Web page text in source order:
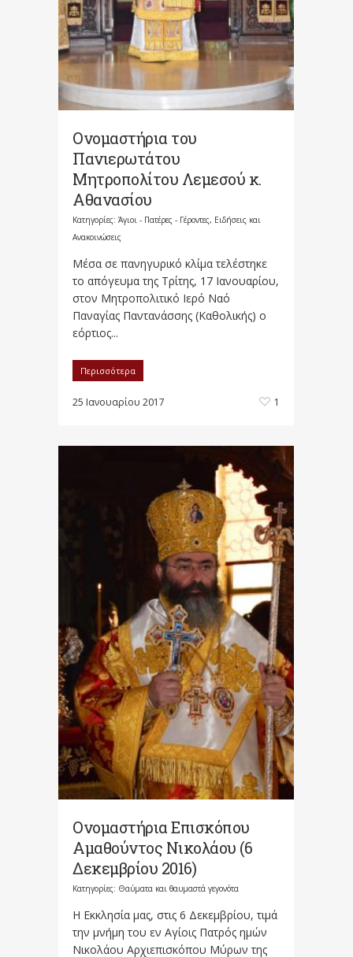
Ονομαστήρια του
Πανιερωτάτου
Μητροπολίτου Λεμεσού κ.
Αθανασίου
Κατηγορίες: Άγιοι - Πατέρες - Γέροντες, Ειδήσεις και
Ανακοινώσεις
Μέσα σε πανηγυρικό κλίμα τελέστηκε
το απόγευμα της Τρίτης, 17 Ιανουαρίου,
στον Μητροπολιτικό Ιερό Ναό
Παναγίας Παντανάσσης (Καθολικής) ο
εόρτιος...
Περισσότερα
25 Ιανουαρίου 2017 1
Ονομαστήρια Επισκόπου
Αμαθούντος Νικολάου (6
Δεκεμβρίου 2016)
Κατηγορίες: Θαύματα και θαυμαστά γεγονότα
Η Εκκλησία μας, στις 6 Δεκεμβρίου, τιμά
την μνήμη του εν Αγίοις Πατρός ημών
Νικολάου Αρχιεπισκόπου Μύρων της